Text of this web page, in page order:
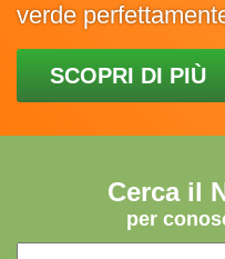
verde
SCOPRI DI PIÙ
Cerca il
per